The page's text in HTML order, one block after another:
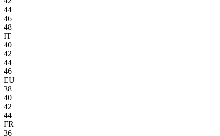
44
46
48
IT
40
42
44
46
EU
38
40
42
44
FR
36